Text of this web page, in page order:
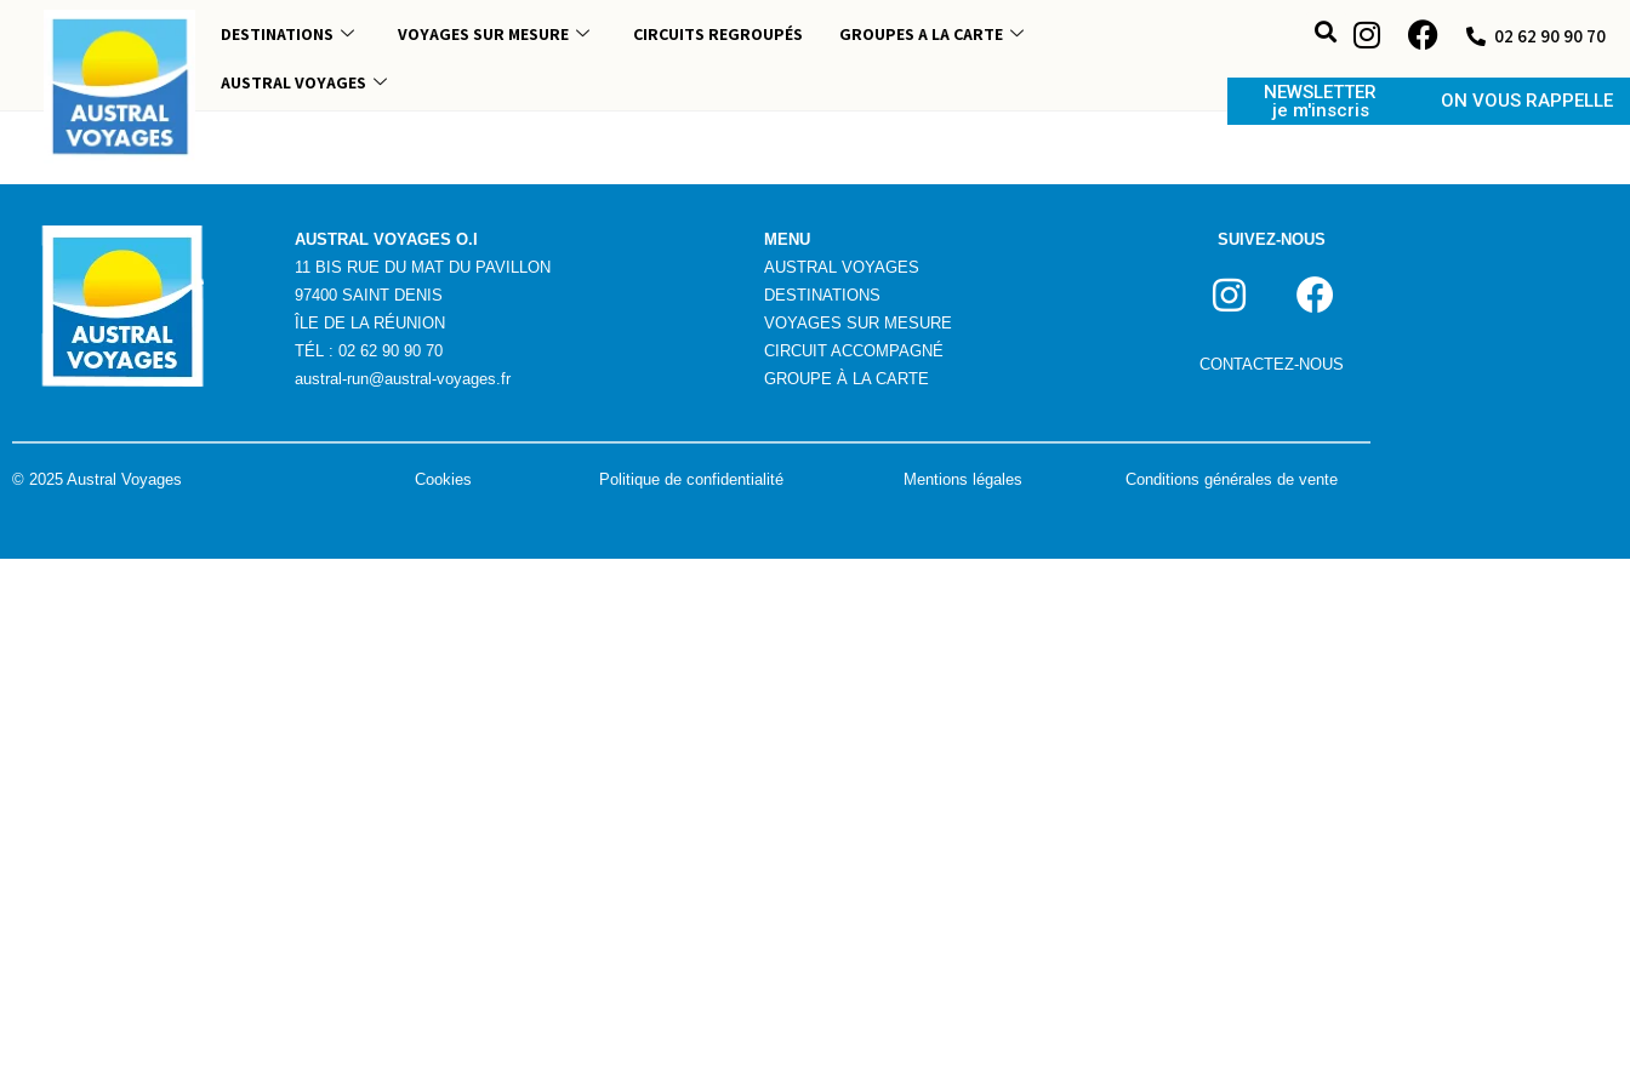
DESTINATIONS VOYAGES SUR MESURE CIRCUITS REGROUPÉS GROUPES A LA CARTE
AUSTRAL VOYAGES
02 62 90 90 70
NEWSLETTER
je m'inscris
ON VOUS RAPPELLE
AUSTRAL VOYAGES O.I
11 BIS RUE DU MAT DU PAVILLON
97400 SAINT DENIS
ÎLE DE LA RÉUNION
TÉL : 02 62 90 90 70
austral-run@austral-voyages.fr
MENU
AUSTRAL VOYAGES
DESTINATIONS
VOYAGES SUR MESURE
CIRCUIT ACCOMPAGNÉ
GROUPE ÀLA CARTE
SUIVEZ-NOUS
CONTACTEZ-NOUS
© 2025 Austral Voyages Cookies Politique de confidentialité Mentions légales Conditions générales de vente